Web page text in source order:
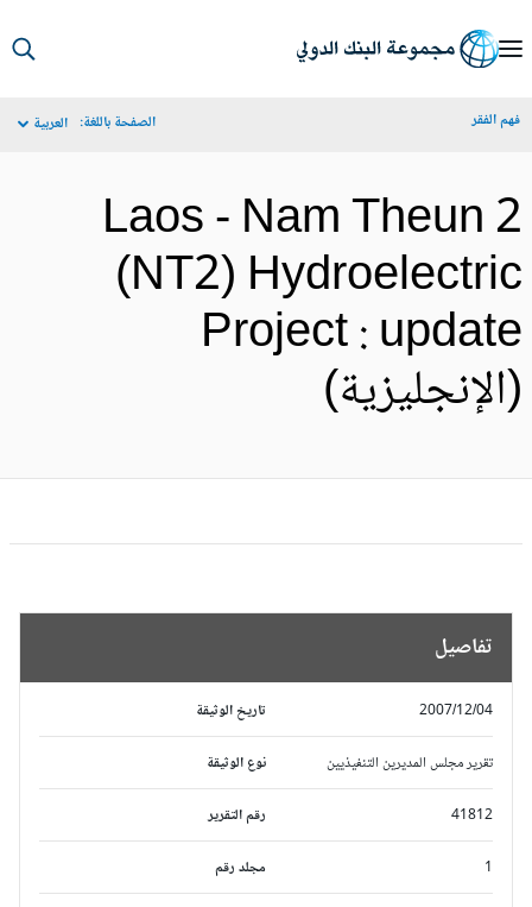
الفقر الصفحة باللغة: العربية
Laos - Nam Theun
(NT2)
Project :
تفاصيل
تاريخ الوثيقة 2007/12/04
نوع الوثيقة تقرير مجلس المديرين التنفيذيين
رقم التقرير 41812
مجلد رقم